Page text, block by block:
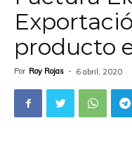
producto
Por Roy Rojas - 6 abril, 2020